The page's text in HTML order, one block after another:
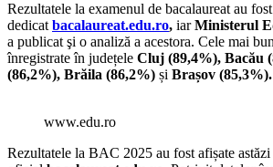
Rezultatele la examenul de bacalaureat au
dedicatbacalaureat.edu.ro, iarMinisterul
a publicat şi o analiză a acestora. Cele mai
înregistrate în județele Cluj (89,4%), Bacău
(86,2%), Brăila (86,2%) și Brașov (85,3%).
www.edu.ro
Rezultatele la BAC 2025 au fost afișate